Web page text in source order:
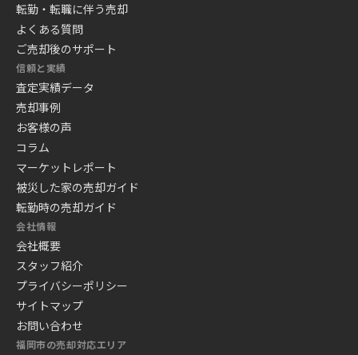
転勤・転職に伴う売却
よくある質問
ご売却後のサポート
信頼と実績
査定実績データ
売却事例
お客様の声
コラム
マーケットレポート
被災した家の売却ガイド
転勤時の売却ガイド
会社情報
会社概要
スタッフ紹介
プライバシーポリシー
サイトマップ
お問い合わせ
福岡市の売却対応エリア